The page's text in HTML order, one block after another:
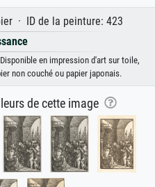
· ID de la peinture: 423
en impression d'art sur toile,
non couché ou papier japonais.
de cette image